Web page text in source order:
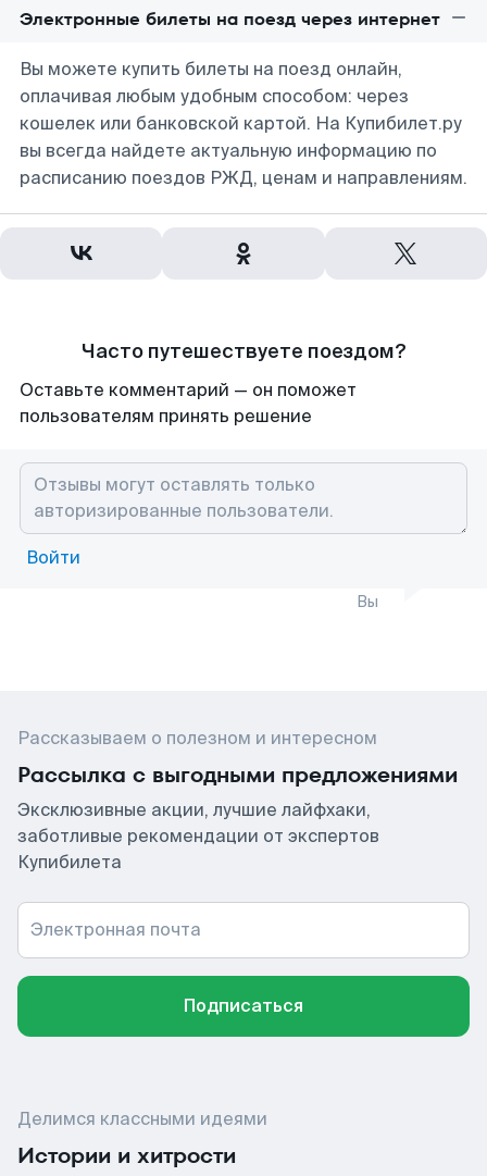
Электронные билеты на поезд через интернет
Вы можете купить билеты на поезд онлайн,
оплачивая любым удобным способом: через
кошелек или банковской картой. На Купибилет.ру
вы всегда найдете актуальную информацию по
расписанию поездов РЖД, ценам и направлениям.
Часто путешествуете поездом?
Оставьте комментарий — он поможет
пользователям принять решение
Войти
Вы
Рассказываем о полезном и интересном
Рассылка с выгодными предложениями
Эксклюзивные акции, лучшие лайфхаки,
заботливые рекомендации от экспертов
Купибилета
Электронная почта
Подписаться
Делимся классными идеями
Истории и хитрости